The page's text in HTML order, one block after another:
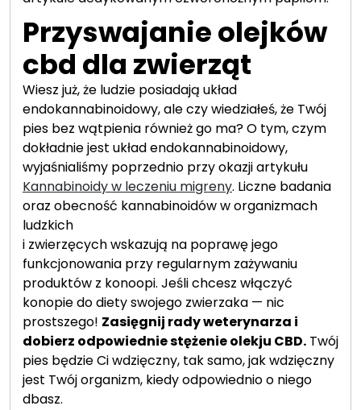
Przyswajanie olejków
cbd dla zwierząt
Wiesz już, że ludzie posiadają układ
endokannabinoidowy, ale czy wiedziałeś, że Twój
pies bez wątpienia również go ma? O tym, czym
dokładnie jest układ endokannabinoidowy,
wyjaśnialiśmy poprzednio przy okazji artykułu
Kannabinoidy w leczeniu migreny. Liczne badania
oraz obecność kannabinoidów w organizmach
ludzkich
i zwierzęcych wskazują na poprawę jego
funkcjonowania przy regularnym zażywaniu
produktów z konoopi. Jeśli chcesz włączyć
konopie do diety swojego zwierzaka — nic
prostszego! Zasięgnij rady weterynarza i
dobierz odpowiednie stężenie olekju CBD. Twój
pies będzie Ci wdzięczny, tak samo, jak wdzięczny
jest Twój organizm, kiedy odpowiednio o niego
dbasz.